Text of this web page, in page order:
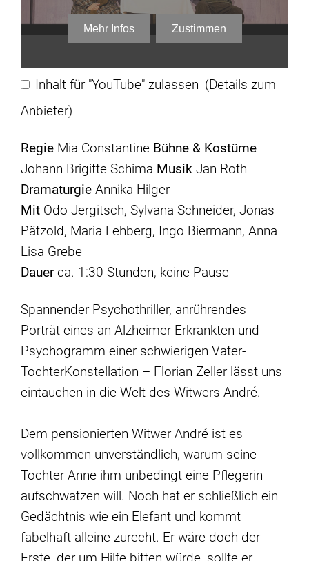
Inhalt für "YouTube" zulassen (Details zum
Anbieter)
Regie Mia Constantine Bühne & Kostüme
Johann Brigitte Schima Musik Jan Roth
Dramaturgie Annika Hilger
Mit Odo Jergitsch, Sylvana Schneider, Jonas
Pätzold, Maria Lehberg, Ingo Biermann, Anna
Lisa Grebe
Dauerca. 1:30 Stunden, keine Pause
Spannender Psychothriller, anrührendes
Porträt eines an Alzheimer Erkrankten und
Psychogramm einer schwierigen Vater­
TochterKonstellation – Florian Zeller lässt uns
eintauchen in die Welt des Witwers André.
Dem pensionierten Witwer André ist es
vollkommen unverständlich, warum seine
Tochter Anne ihm unbedingt eine Pflegerin
aufschwatzen will. Noch hat er schließlich ein
Gedächtnis wie ein Elefant und kommt
fabelhaft alleine zurecht. Er wäre doch der